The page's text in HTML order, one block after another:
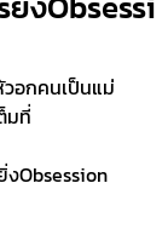
อกคนเป็นแม่
มที่
Obsession